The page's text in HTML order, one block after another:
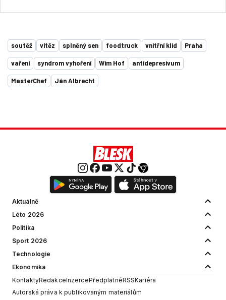
soutěž vítěz splněný sen foodtruck vnitřní klid Praha
vaření syndrom vyhoření Wim Hof antidepresivum
MasterChef Ján Albrecht
Aktuálně
Léto 2026
Politika
Sport 2026
Technologie
Ekonomika
KontaktyRedakceInzercePředplatnéRSSKariéra
Autorská práva k publikovaným materiálům